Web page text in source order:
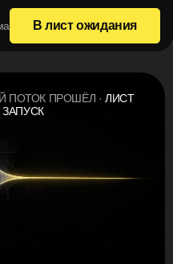
В лист ожидания
ПОТОК ПРОШЁЛ ·ЛИСТ